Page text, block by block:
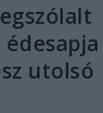
édesapja
utolsó